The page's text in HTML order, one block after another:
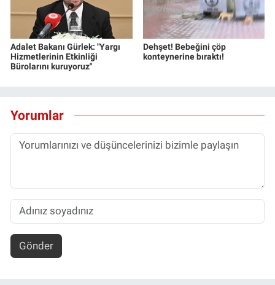
Adalet Bakanı Gürlek: "Yargı
Hizmetlerinin Etkinliği
Bürolarını kuruyoruz"
Dehşet! Bebeğini çöp
konteynerine bıraktı!
Yorumlar
Gönder